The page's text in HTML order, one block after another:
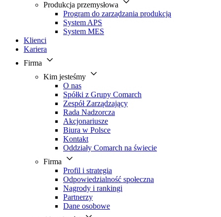
Produkcja przemysłowa
Program do zarządzania produkcją
System APS
System MES
Klienci
Kariera
Firma
Kim jesteśmy
O nas
Spółki z Grupy Comarch
Zespół Zarządzający
Rada Nadzorcza
Akcjonariusze
Biura w Polsce
Kontakt
Oddziały Comarch na świecie
Firma
Profil i strategia
Odpowiedzialność społeczna
Nagrody i rankingi
Partnerzy
Dane osobowe